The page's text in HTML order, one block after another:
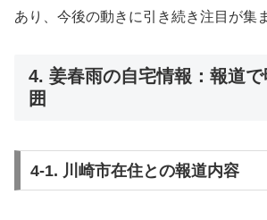
あり、今後の動きに引き続き注目が集
4. 姜春雨の自宅情報：報道
囲
4-1. 川崎市在住との報道内容